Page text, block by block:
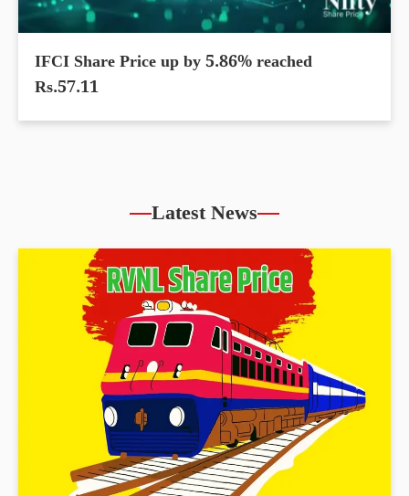
IFCI Share Price up by 5.86% reached
Rs.57.11
Latest News